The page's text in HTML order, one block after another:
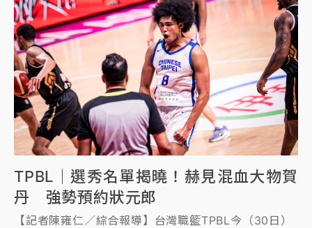
TPBL｜選秀名單揭曉！赫見混血大物賀
丹 強勢預約狀元郎
【記者陳雍仁／綜合報導】台灣職籃TPBL今（30日）